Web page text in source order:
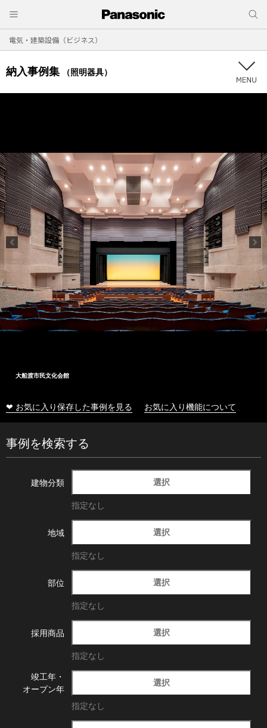
電気・建築設備（ビジネス）
納入事例集 （照明器具）
大船渡市民文化会館
❤ お気に入り保存した事例を見る お気に入り機能について
事例を検索する
建物分類 選択
指定なし
地域 選択
指定なし
部位 選択
指定なし
採用商品 選択
指定なし
竣工年・
オープン年
選択
指定なし